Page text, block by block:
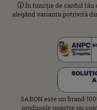
În funcție de cardul tău
alegând varianta potrivită
SABON este un brand
produsele noastre nu